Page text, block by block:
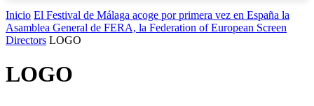
Inicio El Festival de Málaga acoge por primera vez en España la
Asamblea General de FERA, la Federation of European Screen
Directors LOGO
LOGO